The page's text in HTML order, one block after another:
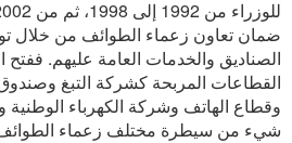
ضمان تعاون زعماء الطوائف من خلال
الصناديق والخدمات العامة عليهم.
القطاعات المربحة كشركة التبغ
وقطاع الهاتف وشركة الكهرباء
شيء من سيطرة مختلف زعماء